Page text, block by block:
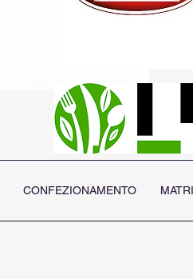
CONFEZIONAMENTO